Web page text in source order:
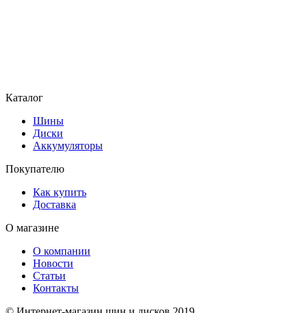
Каталог
Шины
Диски
Аккумуляторы
Покупателю
Как купить
Доставка
О магазине
О компании
Новости
Статьи
Контакты